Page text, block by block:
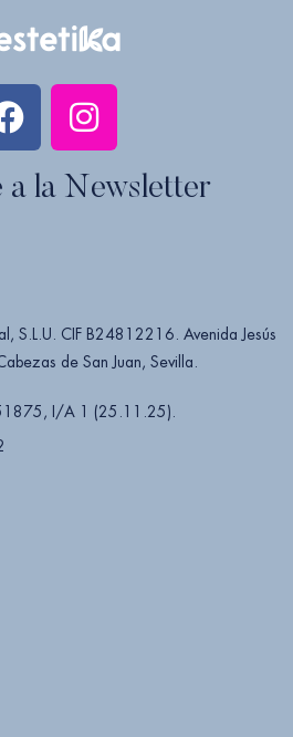
a la Newsletter
S.L.U. CIF B24812216. Avenida Jesús
de San Juan, Sevilla.
I/A 1 (25.11.25).